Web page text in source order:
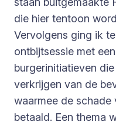
die hier tentoon
Vervolgens ging ik
ontbijtsessie met
burgerinitiatieven
verkrijgen van de
waarmee de schade
betaald. Een thema